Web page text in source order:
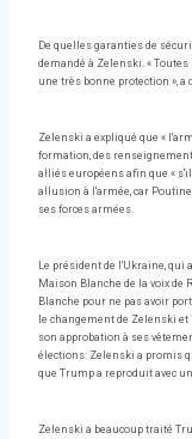
De quelles garanties de
demandé à Zelenski. «
une très bonne protection »,
Zelenski a expliqué que «
formation, des
alliés européens afin que «
allusion à l'armée, car
ses forces armées.
Le président de l'Ukraine, qui
Maison Blanche de la voix de
Blanche pour ne pas avoir
le changement de Zelenski
son approbation à ses
élections: Zelenski a promis
que Trump a reproduit avec
Zelenski a beaucoup traité